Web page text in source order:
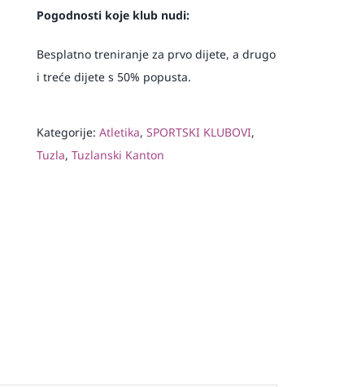
Pogodnosti koje klub nudi:
Besplatno treniranje za prvo dijete, a drugo
i treće dijete s 50% popusta.
Kategorije: Atletika, SPORTSKI KLUBOVI,
Tuzla, Tuzlanski Kanton